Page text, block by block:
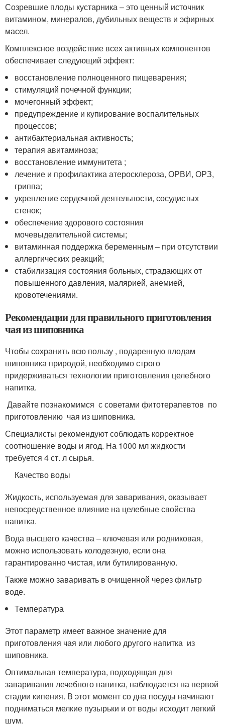
Созревшие плоды кустарника – это ценный источник
витамином, минералов, дубильных веществ и эфирных
масел.
Комплексное воздействие всех активных компонентов
обеспечивает следующий эффект:
восстановление полноценного пищеварения;
стимуляций почечной функции;
мочегонный эффект;
предупреждение и купирование воспалительных
процессов;
антибактериальная активность;
терапия авитаминоза;
восстановление иммунитета ;
лечение и профилактика атеросклероза, ОРВИ, ОРЗ,
гриппа;
укрепление сердечной деятельности, сосудистых
стенок;
обеспечение здорового состояния
мочевыделительной системы;
витаминная поддержка беременным – при отсутствии
аллергических реакций;
стабилизация состояния больных, страдающих от
повышенного давления, малярией, анемией,
кровотечениями.
Рекомендации для правильного приготовления
чая из шиповника
Чтобы сохранить всю пользу , подаренную плодам
шиповника природой, необходимо строго
придерживаться технологии приготовления целебного
напитка.
Давайте познакомимся с советами фитотерапевтов по
приготовлению чая из шиповника.
Специалисты рекомендуют соблюдать корректное
соотношение воды и ягод. На 1000 мл жидкости
требуется 4 ст. л сырья.
Качество воды
Жидкость, используемая для заваривания, оказывает
непосредственное влияние на целебные свойства
напитка.
Вода высшего качества – ключевая или родниковая,
можно использовать колодезную, если она
гарантированно чистая, или бутилированную.
Также можно заваривать в очищенной через фильтр
воде.
Температура
Этот параметр имеет важное значение для
приготовления чая или любого другого напитка из
шиповника.
Оптимальная температура, подходящая для
заваривания лечебного напитка, наблюдается на первой
стадии кипения. В этот момент со дна посуды начинают
подниматься мелкие пузырьки и от воды исходит легкий
шум.